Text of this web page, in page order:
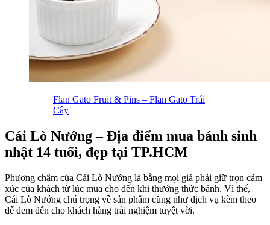
Flan Gato Fruit & Pins – Flan Gato Trái
Cây
Cái Lò Nướng – Địa điểm mua bánh sinh
nhật 14 tuổi, đẹp tại TP.HCM
Phương châm của Cái Lò Nướng là bằng mọi giá phải giữ trọn cảm
xúc của khách từ lúc mua cho đến khi thưởng thức bánh. Vì thế,
Cái Lò Nướng chú trọng về sản phẩm cũng như dịch vụ kèm theo
để đem đến cho khách hàng trải nghiệm tuyệt vời.